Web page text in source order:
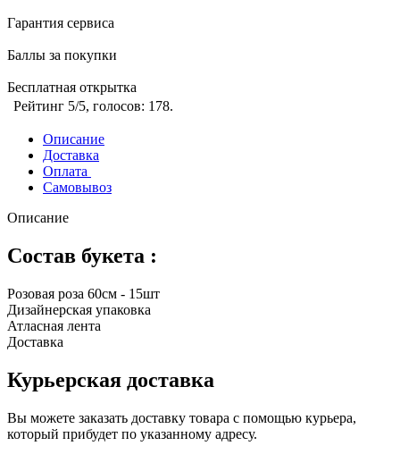
Гарантия сервиса
Баллы за покупки
Бесплатная открытка
Рейтинг 5/5, голосов: 178.
Описание
Доставка
Оплата
Самовывоз
Описание
Состав букета :
Розовая роза 60см - 15шт
Дизайнерская упаковка
Атласная лента
Доставка
Курьерская доставка
Вы можете заказать доставку товара с помощью курьера,
который прибудет по указанному адресу.